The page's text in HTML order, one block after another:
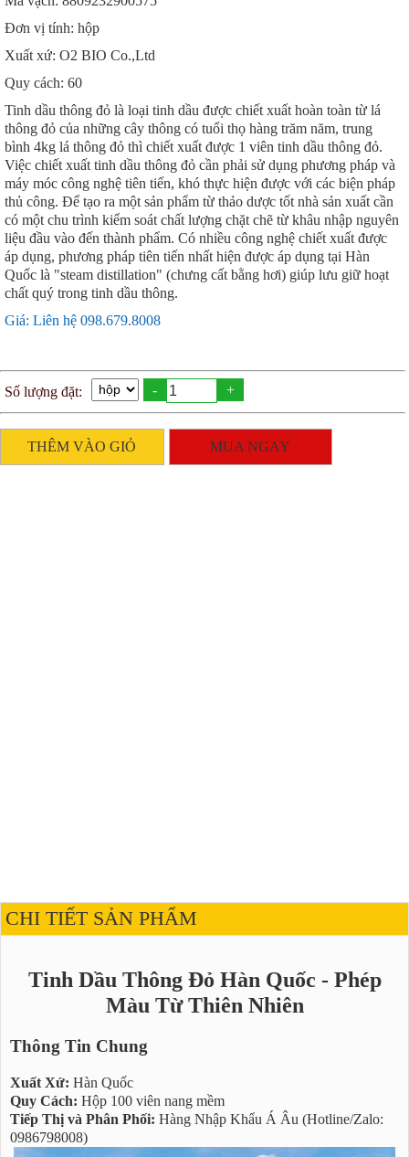
Đơn vị tính: hộp
Xuất xứ: O2 BIO Co.,Ltd
Quy cách: 60
Tinh dầu thông đỏ là loại tinh dầu được chiết xuất hoàn toàn từ lá
thông đỏ của những cây thông có tuổi thọ hàng trăm năm, trung
bình 4kg lá thông đỏ thì chiết xuất được 1 viên tinh dầu thông đỏ.
Việc chiết xuất tinh dầu thông đỏ cần phải sử dụng phương pháp và
máy móc công nghệ tiên tiến, khó thực hiện được với các biện pháp
thủ công. Để tạo ra một sản phẩm từ thảo dược tốt nhà sản xuất cần
có một chu trình kiểm soát chất lượng chặt chẽ từ khâu nhập nguyên
liệu đầu vào đến thành phẩm. Có nhiều công nghệ chiết xuất được
áp dụng, phương pháp tiên tiến nhất hiện được áp dụng tại Hàn
Quốc là "steam distillation" (chưng cất bằng hơi) giúp lưu giữ hoạt
chất quý trong tinh dầu thông.
Giá: Liên hệ 098.679.8008
Số lượng đặt: - +
THÊM VÀO GIỎ MUA NGAY
CHI TIẾT SẢN PHẨM
Tinh Dầu Thông Đỏ Hàn Quốc - Phép
Màu Từ Thiên Nhiên
Thông Tin Chung
Xuất Xứ: Hàn Quốc
Quy Cách: Hộp 100 viên nang mềm
Tiếp Thị và Phân Phối: Hàng Nhập Khẩu Á Âu (Hotline/Zalo:
0986798008)